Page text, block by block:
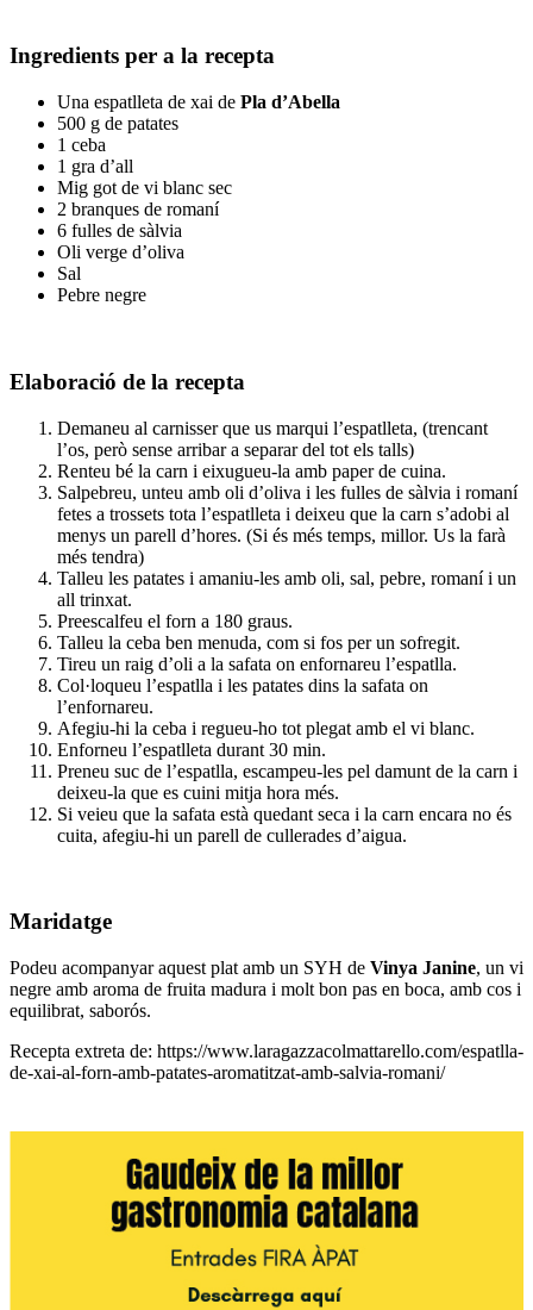
Ingredients per a la recepta
Una espatlleta de xai de Pla d’Abella
500 g de patates
1 ceba
1 gra d’all
Mig got de vi blanc sec
2 branques de romaní
6 fulles de sàlvia
Oli verge d’oliva
Sal
Pebre negre
Elaboració de la recepta
Demaneu al carnisser que us marqui l’espatlleta, (trencant
l’os, però sense arribar a separar del tot els talls)
Renteu bé la carn i eixugueu-la amb paper de cuina.
Salpebreu, unteu amb oli d’oliva i les fulles de sàlvia i romaní
fetes a trossets tota l’espatlleta i deixeu que la carn s’adobi al
menys un parell d’hores. (Si és més temps, millor. Us la farà
més tendra)
Talleu les patates i amaniu-les amb oli, sal, pebre, romaní i un
all trinxat.
Preescalfeu el forn a 180 graus.
Talleu la ceba ben menuda, com si fos per un sofregit.
Tireu un raig d’oli a la safata on enfornareu l’espatlla.
Col·loqueu l’espatlla i les patates dins la safata on
l’enfornareu.
Afegiu-hi la ceba i regueu-ho tot plegat amb el vi blanc.
Enforneu l’espatlleta durant 30 min.
Preneu suc de l’espatlla, escampeu-les pel damunt de la carn i
deixeu-la que es cuini mitja hora més.
Si veieu que la safata està quedant seca i la carn encara no és
cuita, afegiu-hi un parell de cullerades d’aigua.
Maridatge
Podeu acompanyar aquest plat amb un SYH de Vinya Janine, un vi
negre amb aroma de fruita madura i molt bon pas en boca, amb cos i
equilibrat, saborós.
Recepta extreta de: https://www.laragazzacolmattarello.com/espatlla-
de-xai-al-forn-amb-patates-aromatitzat-amb-salvia-romani/